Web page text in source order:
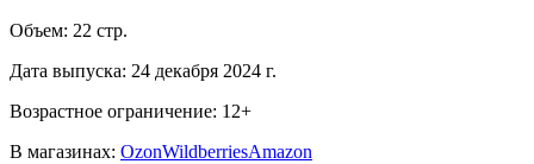
Объем: 22 стр.
Дата выпуска: 24 декабря 2024 г.
Возрастное ограничение: 12+
В магазинах: OzonWildberriesAmazon